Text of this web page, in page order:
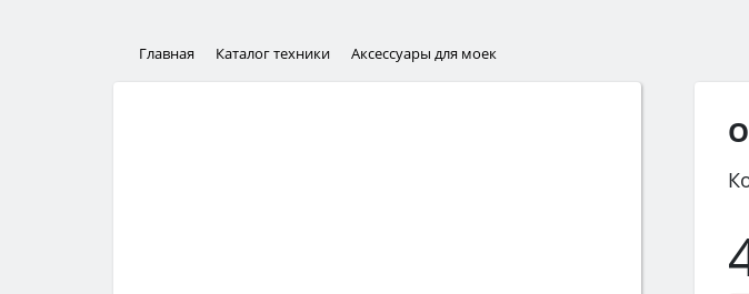
Главная Каталог техники Аксессуары для моек